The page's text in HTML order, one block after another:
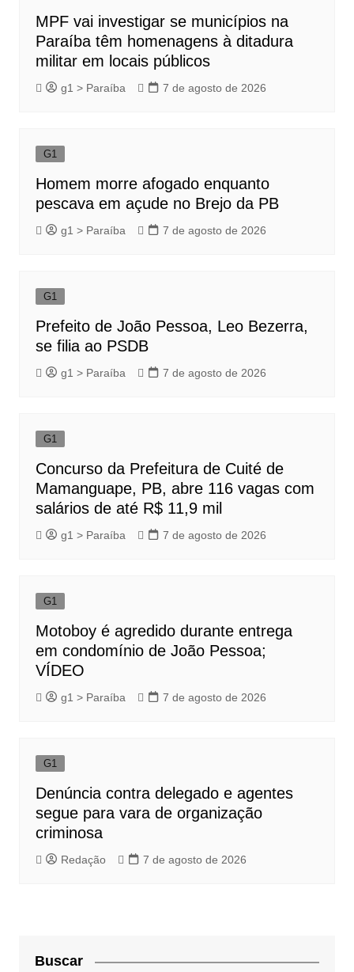
MPF vai investigar se municípios na
Paraíba têm homenagens à ditadura
militar em locais públicos
g1 > Paraíba 7 de agosto de 2026
G1
Homem morre afogado enquanto
pescava em açude no Brejo da PB
g1 > Paraíba 7 de agosto de 2026
G1
Prefeito de João Pessoa, Leo Bezerra,
se filia ao PSDB
g1 > Paraíba 7 de agosto de 2026
G1
Concurso da Prefeitura de Cuité de
Mamanguape, PB, abre 116 vagas com
salários de até R$ 11,9 mil
g1 > Paraíba 7 de agosto de 2026
G1
Motoboy é agredido durante entrega
em condomínio de João Pessoa;
VÍDEO
g1 > Paraíba 7 de agosto de 2026
G1
Denúncia contra delegado e agentes
segue para vara de organização
criminosa
Redação 7 de agosto de 2026
Buscar